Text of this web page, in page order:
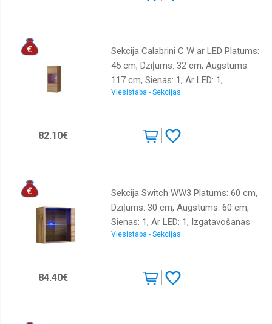
Sekcija Calabrini C W ar LED Platums:
45 cm, Dziļums: 32 cm, Augstums:
117 cm, Sienas: 1, Ar LED: 1,
Izgatavošanas materiāls: LKSP,
Viesistaba - Sekcijas
82.10€
Sekcija Switch WW3 Platums: 60 cm,
Dziļums: 30 cm, Augstums: 60 cm,
Sienas: 1, Ar LED: 1, Izgatavošanas
materiāls: LKSP + finieris + PVH,
Viesistaba - Sekcijas
84.40€